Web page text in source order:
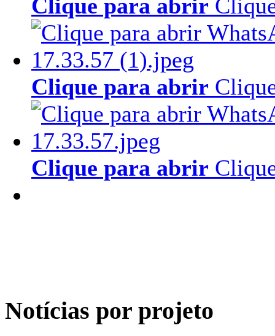
Clique para abrir
Clique para abrir
Clique para abrir
Notícias por projeto